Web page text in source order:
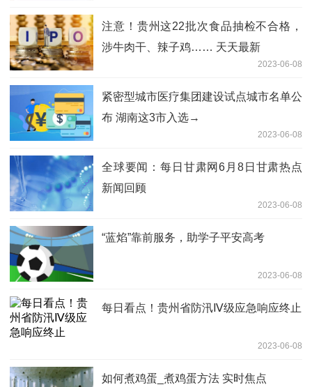
注意！贵州这22批次食品抽检不合格，
涉牛肉干、辣子鸡…… 天天最新
2023-06-08
紧密型城市医疗集团建设试点城市名单公
布 湖南这3市入选→
2023-06-08
全球要闻：每日甘肃网6月8日甘肃热点
新闻回顾
2023-06-08
“蓝焰”靠前服务，助学子平安高考
2023-06-08
每日看点！贵州省防汛Ⅳ级应急响应终止
2023-06-08
如何煮鸡蛋_煮鸡蛋方法 实时焦点